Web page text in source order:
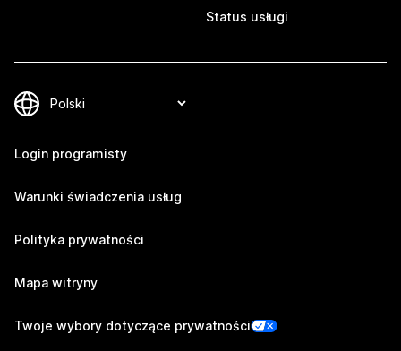
Status usługi
Login programisty
Warunki świadczenia usług
Polityka prywatności
Mapa witryny
Twoje wybory dotyczące prywatności